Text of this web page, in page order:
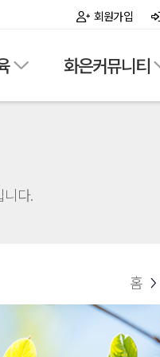
회원가입
화은커뮤니티
니다.
홈